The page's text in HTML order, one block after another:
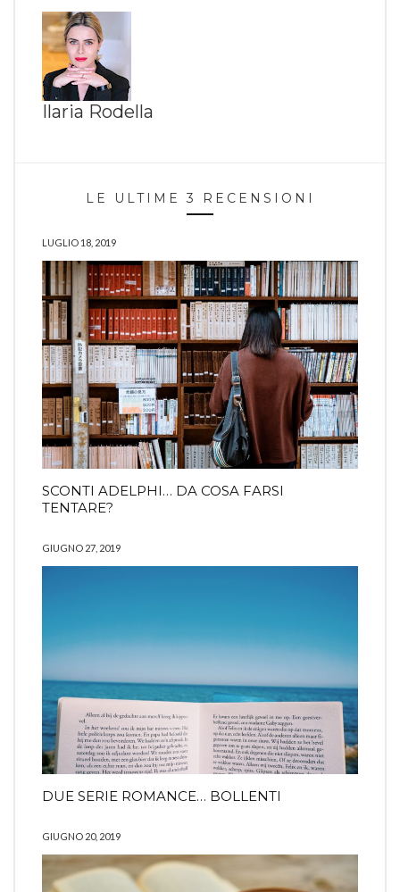
Ilaria Rodella
LE ULTIME 3 RECENSIONI
LUGLIO 18, 2019
SCONTI ADELPHI… DA COSA FARSI
TENTARE?
GIUGNO 27, 2019
DUE SERIE ROMANCE… BOLLENTI
GIUGNO 20, 2019